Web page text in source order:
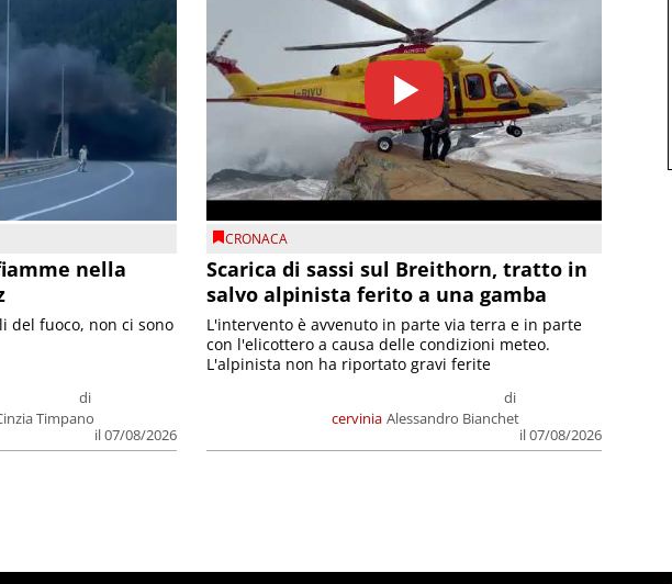
nella
di
Timpano
il 07/08/2026
del fuoco, non ci sono
CRONACA
Scarica di sassi sul Breithorn, tratto in
salvo alpinista ferito a una gamba
cervinia
di
Alessandro Bianchet
il 07/08/2026
L'intervento è avvenuto in parte via terra e in parte
con l'elicottero a causa delle condizioni meteo.
L'alpinista non ha riportato gravi ferite